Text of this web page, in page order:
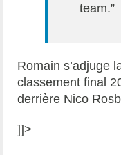
team.”
Romain s’adjuge
classement final
derrière Nico
]]>